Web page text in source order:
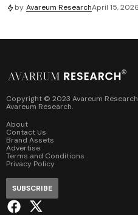
by Avareum ResearchApril 15, 2026
Copyright © 2023 Avareum
Avareum Research.
About
Contact Us
Brand Assets
Advertise
Terms and Conditions
Privacy Policy
SUBSCRIBE